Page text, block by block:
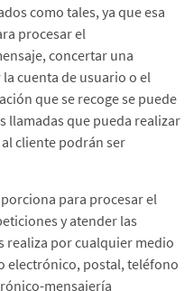
como tales, ya que esa
procesar el
concertar una
cuenta de usuario o el
que se recoge se puede
llamadas que pueda realizar
cliente podrán ser
para procesar el
y atender las
realiza por cualquier medio
electrónico, postal, teléfono
mensajería